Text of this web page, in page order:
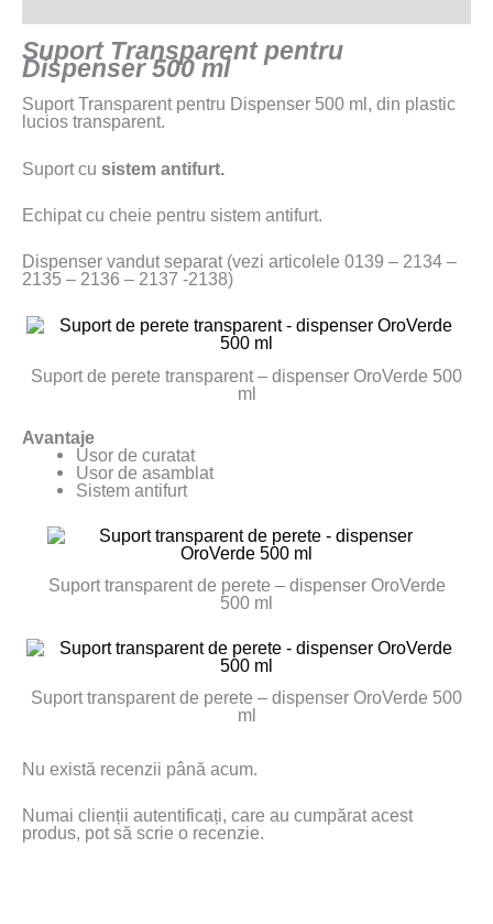
Suport Transparent pentru
Dispenser 500 ml
Suport Transparent pentru Dispenser 500 ml, din plastic
lucios transparent.
Suport cu sistem antifurt.
Echipat cu cheie pentru sistem antifurt.
Dispenser vandut separat (vezi articolele 0139 – 2134 –
2135 – 2136 – 2137 -2138)
Suport de perete transparent – dispenser OroVerde 500
ml
Avantaje
Usor de curatat
Usor de asamblat
Sistem antifurt
Suport transparent de perete – dispenser OroVerde
500 ml
Suport transparent de perete – dispenser OroVerde 500
ml
Nu există recenzii până acum.
Numai clienții autentificați, care au cumpărat acest
produs, pot să scrie o recenzie.